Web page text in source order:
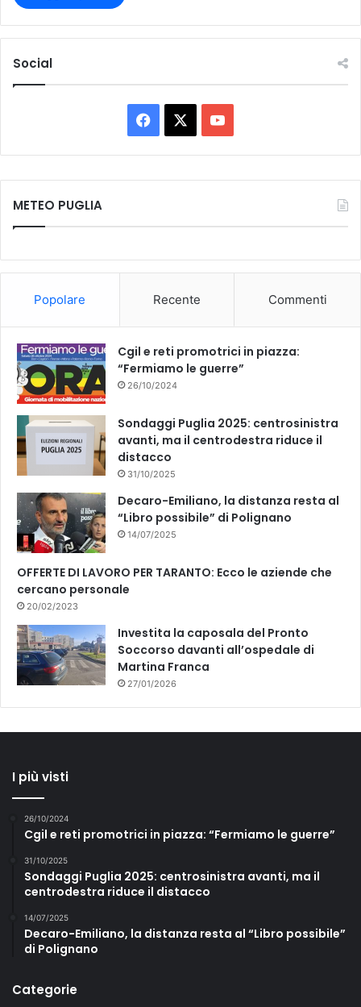
Social
a
c
k
o
u
METEO PUGLIA
Popolare Recente Commenti
Cgil e reti promotrici in piazza:
“Fermiamo le guerre”
26/10/2024
Sondaggi Puglia 2025: centrosinistra
avanti, ma il centrodestra riduce il
distacco
31/10/2025
Decaro-Emiliano, la distanza resta al
“Libro possibile” di Polignano
14/07/2025
OFFERTE DI LAVORO PER TARANTO: Ecco le aziende che
cercano personale
20/02/2023
Investita la caposala del Pronto
Soccorso davanti all’ospedale di
Martina Franca
27/01/2026
I più visti
26/10/2024
Cgil e reti promotrici in piazza: “Fermiamo le guerre”
31/10/2025
Sondaggi Puglia 2025: centrosinistra avanti, ma il
centrodestra riduce il distacco
14/07/2025
Decaro-Emiliano, la distanza resta al “Libro possibile”
di Polignano
Categorie